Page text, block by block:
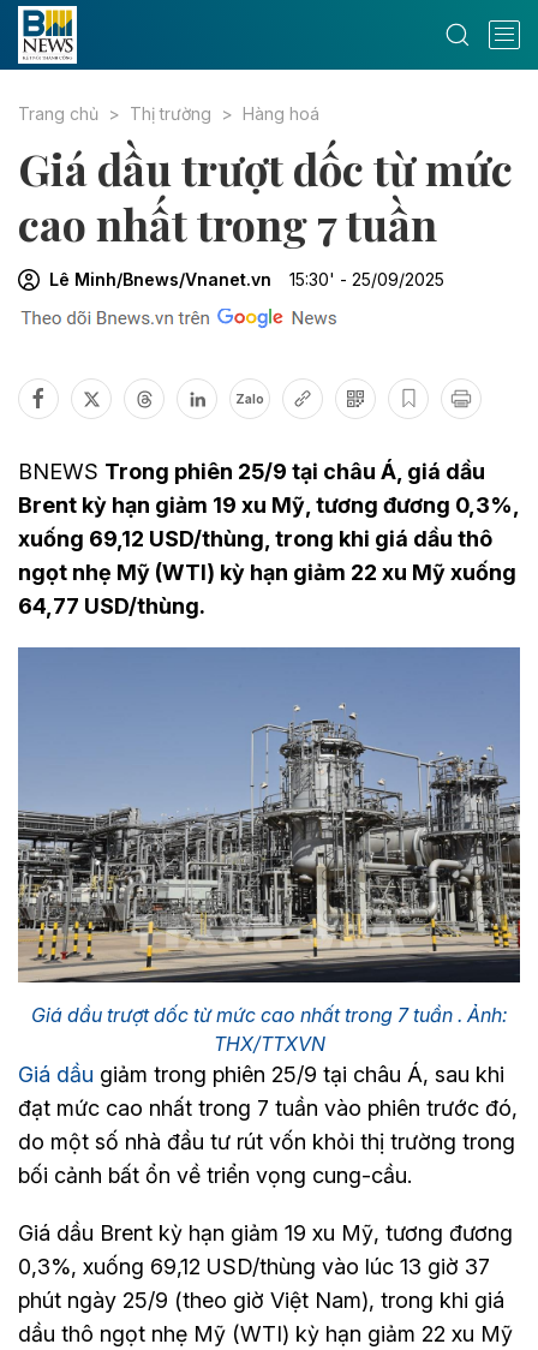
Trang chủ Thị trường Hàng hoá
Giá dầu trượt dốc từ mức
cao nhất trong 7 tuần ​
Lê Minh/Bnews/Vnanet.vn 15:30' - 25/09/2025
Zalo
BNEWS Trong phiên 25/9 tại châu Á, giá dầu
Brent kỳ hạn giảm 19 xu Mỹ, tương đương 0,3%,
xuống 69,12 USD/thùng, trong khi giá dầu thô
ngọt nhẹ Mỹ (WTI) kỳ hạn giảm 22 xu Mỹ xuống
64,77 USD/thùng.
Giá dầu trượt dốc từ mức cao nhất trong 7 tuần ​. Ảnh:
THX/TTXVN
Giá dầu giảm trong phiên 25/9 tại châu Á, sau khi
đạt mức cao nhất trong 7 tuần vào phiên trước đó,
do một số nhà đầu tư rút vốn khỏi thị trường trong
bối cảnh bất ổn về triển vọng cung-cầu.
Giá dầu Brent kỳ hạn giảm 19 xu Mỹ, tương đương
0,3%, xuống 69,12 USD/thùng vào lúc 13 giờ 37
phút ngày 25/9 (theo giờ Việt Nam), trong khi giá
dầu thô ngọt nhẹ Mỹ (WTI) kỳ hạn giảm 22 xu Mỹ